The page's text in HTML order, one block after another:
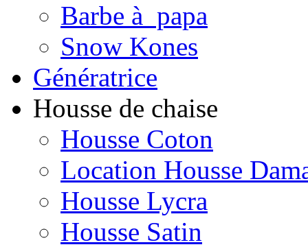
Barbe à papa
Snow Kones
Génératrice
Housse de chaise
Housse Coton
Location Housse
Housse Lycra
Housse Satin